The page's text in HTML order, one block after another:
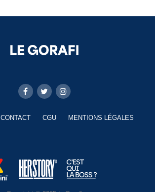
CONTACT CGU MENTIONS LÉGALES